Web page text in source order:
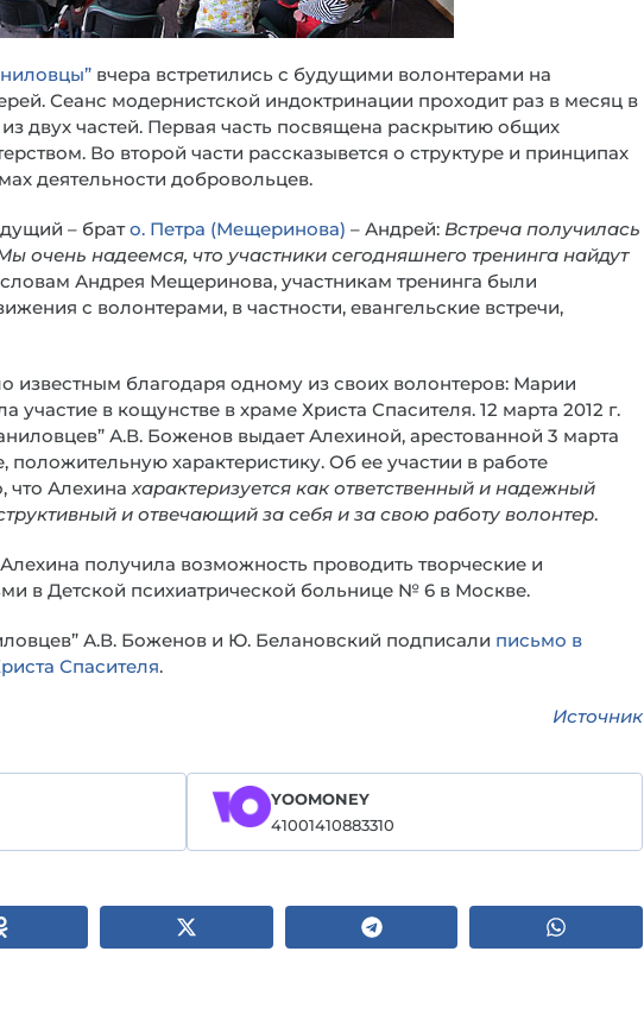
вчера встретились с будущими волонтерами на
Сеанс модернистской индоктринации проходит раз в месяц в
двух частей. Первая часть посвящена раскрытию общих
Во второй части рассказывется о структуре и принципах
деятельности добровольцев.
– брато. Петра (Мещеринова) – Андрей: Встреча получилась
очень надеемся, что участники сегодняшнего тренинга найдут
Андрея Мещеринова, участникам тренинга были
с волонтерами, в частности, евангельские встречи,
известным благодаря одному из своих волонтеров: Марии
участие в кощунстве в храме Христа Спасителя. 12 марта 2012 г.
А.В. Боженов выдает Алехиной, арестованной 3 марта
положительную характеристику. Об ее участии в работе
что Алехинахарактеризуется как ответственный и надежный
и отвечающий за себя и за свою работу волонтер.
получила возможность проводить творческие и
в Детской психиатрической больнице № 6 в Москве.
А.В. Боженов и Ю. Белановский подписали письмо в
Спасителя.
Источник
YOOMONEY
41001410883310